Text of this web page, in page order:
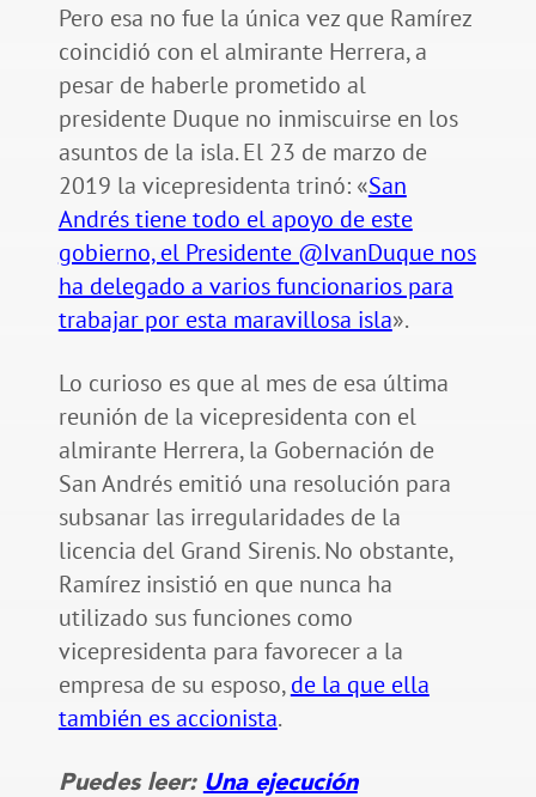
Pero esa no fue la única vez que Ramírez
coincidió con el almirante Herrera, a
pesar de haberle prometido al
presidente Duque no inmiscuirse en los
asuntos de la isla. El 23 de marzo de
2019 la vicepresidenta trinó: «San
Andrés tiene todo el apoyo de este
gobierno, el Presidente @IvanDuque nos
ha delegado a varios funcionarios para
trabajar por esta maravillosa isla».
Lo curioso es que al mes de esa última
reunión de la vicepresidenta con el
almirante Herrera, la Gobernación de
San Andrés emitió una resolución para
subsanar las irregularidades de la
licencia del Grand Sirenis. No obstante,
Ramírez insistió en que nunca ha
utilizado sus funciones como
vicepresidenta para favorecer a la
empresa de su esposo,de la que ella
también es accionista.
Puedes leer: Una ejecución